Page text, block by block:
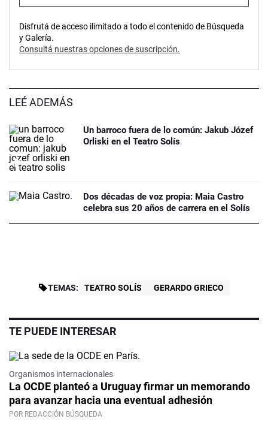
Disfrutá de acceso ilimitado a todo el contenido de Búsqueda
y Galería.
Consultá nuestras opciones de suscripción.
LEÉ ADEMÁS
Un barroco fuera de lo común: Jakub Józef
Orliski en el Teatro Solís
Dos décadas de voz propia: Maia Castro
celebra sus 20 años de carrera en el Solís
TEMAS: TEATRO SOLÍS GERARDO GRIECO
TE PUEDE INTERESAR
Organismos internacionales
La OCDE planteó a Uruguay firmar un memorando
para avanzar hacia una eventual adhesión
POR REDACCIÓN BÚSQUEDA